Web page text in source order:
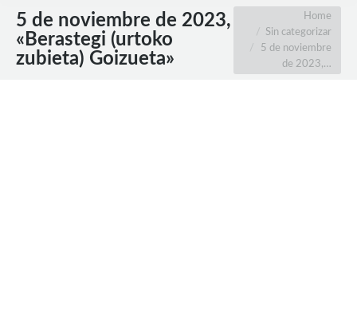
5 de noviembre de 2023,
«Berastegi (urtoko
zubieta) Goizueta»
Home
Sin categorizar
5 de noviembre
de 2023,…